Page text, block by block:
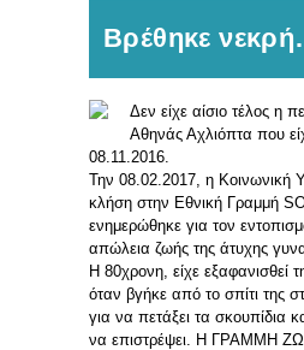
Βρέθηκε
Δεν είχε αίσιο τέλος η
Αθηνάς Αχλιόπτα που
08.11.2016.
Την 08.02.2017, η Κοινωνική
κλήση στην Εθνική Γραμμή
ενημερώθηκε για τον
απώλεια ζωής της άτυχης
Η 80χρονη, είχε εξαφανισθεί
όταν βγήκε από το σπίτι της
για να πετάξει τα σκουπίδια
να επιστρέψει. Η ΓΡΑΜΜΗ